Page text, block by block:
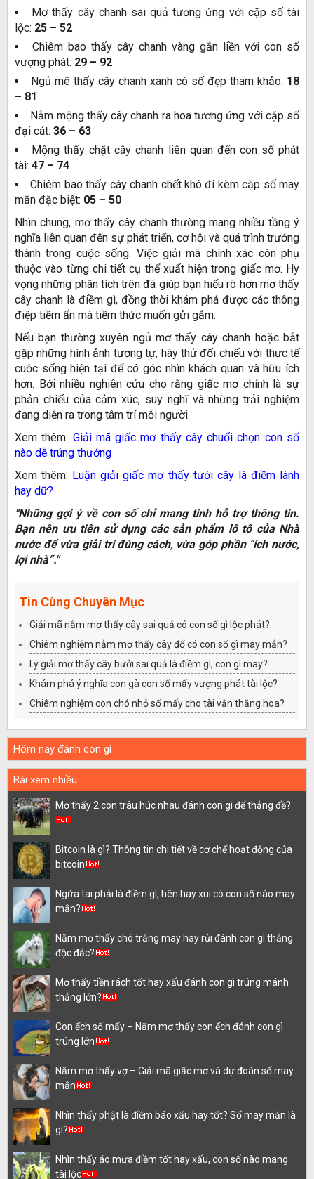
Mơ thấy cây chanh sai quả tương ứng với cặp số tài
lộc: 25 – 52
Chiêm bao thấy cây chanh vàng gắn liền với con số
vượng phát: 29 – 92
Ngủ mê thấy cây chanh xanh có số đẹp tham khảo: 18
– 81
Nằm mộng thấy cây chanh ra hoa tương ứng với cặp số
đại cát: 36 – 63
Mộng thấy chặt cây chanh liên quan đến con số phát
tài: 47 – 74
Chiêm bao thấy cây chanh chết khô đi kèm cặp số may
mắn đặc biệt: 05 – 50
Nhìn chung, mơ thấy cây chanh thường mang nhiều tầng ý
nghĩa liên quan đến sự phát triển, cơ hội và quá trình trưởng
thành trong cuộc sống. Việc giải mã chính xác còn phụ
thuộc vào từng chi tiết cụ thể xuất hiện trong giấc mơ. Hy
vọng những phân tích trên đã giúp bạn hiểu rõ hơn mơ thấy
cây chanh là điềm gì, đồng thời khám phá được các thông
điệp tiềm ẩn mà tiềm thức muốn gửi gắm.
Nếu bạn thường xuyên ngủ mơ thấy cây chanh hoặc bắt
gặp những hình ảnh tương tự, hãy thử đối chiếu với thực tế
cuộc sống hiện tại để có góc nhìn khách quan và hữu ích
hơn. Bởi nhiều nghiên cứu cho rằng giấc mơ chính là sự
phản chiếu của cảm xúc, suy nghĩ và những trải nghiệm
đang diễn ra trong tâm trí mỗi người.
Xem thêm: Giải mã giấc mơ thấy cây chuối chọn con số
nào dễ trúng thưởng
Xem thêm: Luận giải giấc mơ thấy tưới cây là điềm lành
hay dữ?
"Những gợi ý về con số chỉ mang tính hỗ trợ thông tin.
Bạn nên ưu tiên sử dụng các sản phẩm lô tô của Nhà
nước để vừa giải trí đúng cách, vừa góp phần “ích nước,
lợi nhà”."
Tin Cùng Chuyên Mục
Giải mã nằm mơ thấy cây sai quả có con số gì lộc phát?
Chiêm nghiệm nằm mơ thấy cây đổ có con số gì may mắn?
Lý giải mơ thấy cây bưởi sai quả là điềm gì, con gì may?
Khám phá ý nghĩa con gà con số mấy vượng phát tài lộc?
Chiêm nghiệm con chó nhỏ số mấy cho tài vận thăng hoa?
Hôm nay đánh con gì
Bài xem nhiều
Mơ thấy 2 con trâu húc nhau đánh con gì để thắng đề?
Bitcoin là gì? Thông tin chi tiết về cơ chế hoạt động của
bitcoin
Ngứa tai phải là điềm gì, hên hay xui có con số nào may
mắn?
Nằm mơ thấy chó trắng may hay rủi đánh con gì thắng
độc đắc?
Mơ thấy tiền rách tốt hay xấu đánh con gì trúng mánh
thắng lớn?
Con ếch số mấy – Nằm mơ thấy con ếch đánh con gì
trúng lớn
Nằm mơ thấy vợ – Giải mã giấc mơ và dự đoán số may
mắn
Nhìn thấy phật là điềm báo xấu hay tốt? Số may mắn là
gì?
Nhìn thấy áo mưa điềm tốt hay xấu, con số nào mang
tài lộc